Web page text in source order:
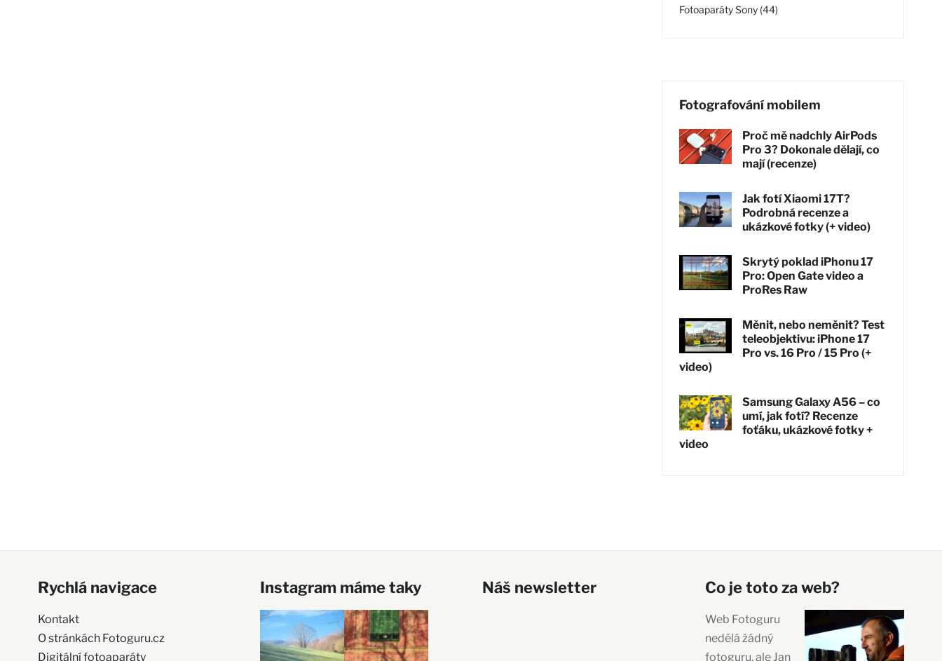
Fotoaparáty Sony (44)
Fotografování mobilem
Proč mě nadchly AirPods
Pro 3? Dokonale dělají, co
mají (recenze)
Jak fotí Xiaomi 17T?
Podrobná recenze a
ukázkové fotky (+ video)
Skrytý poklad iPhonu 17
Pro: Open Gate video a
ProRes Raw
Měnit, nebo neměnit? Test
teleobjektivu: iPhone 17
Pro vs. 16 Pro / 15 Pro (+
video)
Samsung Galaxy A56 – co
umí, jak fotí? Recenze
foťáku, ukázkové fotky +
video
Rychlá navigace
Kontakt
O stránkách Fotoguru.cz
Digitální fotoaparáty
Instagram máme taky Náš newsletter Co je toto za web?
Web Fotoguru
nedělá žádný
fotoguru, ale Jan